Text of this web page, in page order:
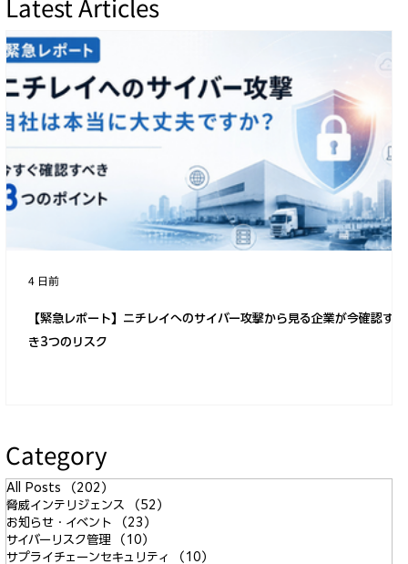
【緊急レポート】ニチレイへのサイバー攻撃から見る企業が今確認すべ
き3つのリスク
4 日前
Category
All Posts （202）
脅威インテリジェンス
（52）
お知らせ・イベント
（23）
サイバーリスク管理
（10）
サプライチェーンセキュリティ
（10）
「GIGAスクール構想」によって始まる家
庭でのインターネットセキュリティ